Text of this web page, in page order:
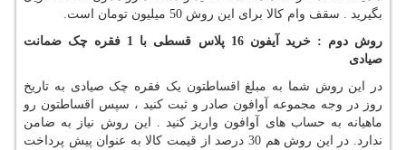
بگیرید . سقف وام کالا برای این روش 50 میلیون تومان است.
روش دوم : خرید آیفون 16 پلاس قسطی با 1 فقره چک ضمانت
صیادی
در این روش شما به مبلغ اقساطتون یک فقره چک صیادی به تاریخ
روز در وجه مجموعه آوافون صادر و ثبت کنید ، سپس اقساطتون رو
ماهیانه به حساب های آوافون واریز کنید . این روش نیاز به ضامن
ندارد. در این روش هم 30 درصد از قیمت کالا به عنوان پیش پرداخت